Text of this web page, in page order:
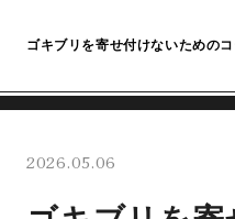
ゴキブリを寄せ付けないための
2026.05.06